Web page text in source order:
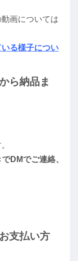
画については
る様子につい
ら納品ま
DMでご連絡、
支払い方